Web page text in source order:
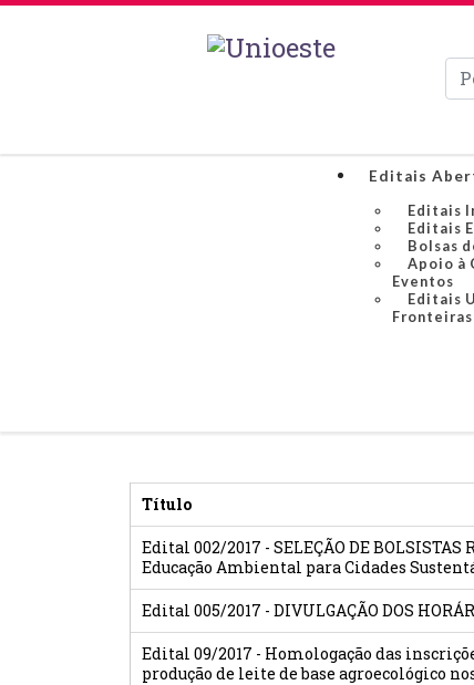
Editais
Editais
Editais
Bolsas
Apoio à
Eventos
Editais
Fronteiras
Título
Edital 002/2017 - SELEÇÃO DE
Educação Ambiental para Cidades
Edital 005/2017 - DIVULGAÇÃO DOS
Edital 09/2017 - Homologação das
produção de leite de base agroecológico